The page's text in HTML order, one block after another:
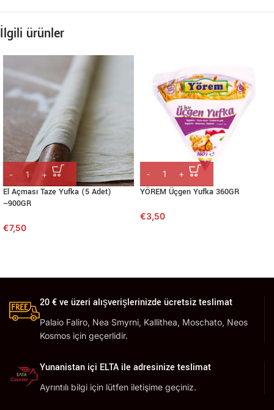
İlgili ürünler
El Açması Taze Yufka (5 Adet)
~900GR
€7,50
YÖREM Üçgen Yufka 360GR
€3,50
20 € ve üzeri alışverişlerinizde ücretsiz teslimat
Palaio Faliro, Nea Smyrni, Kallithea, Moschato, Neos
Kosmos için geçerlidir.
Yunanistan içi ELTA ile adresinize teslimat
Ayrıntılı bilgi için lütfen iletişime geçiniz.